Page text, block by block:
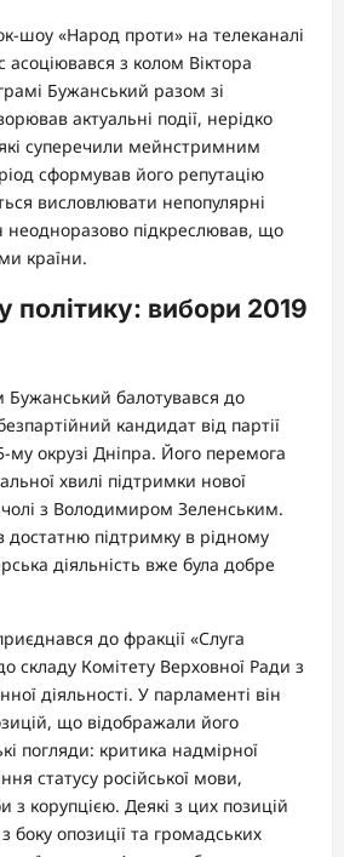
шоу «Народ проти» на телеканалі
з колом Віктора
Бужанський разом зі
актуальні події, нерідко
суперечили мейнстримним
сформував його репутацію
висловлювати непопулярні
неодноразово підкреслював, що
країни.
політику: вибори 2019
балотувався до
кандидат від партії
му окрузі Дніпра. Його перемога
хвилі підтримки нової
чолі з Володимиром Зеленським.
підтримку в рідному
діяльність вже була добре
до фракції «Слуга
складу Комітету Верховної Ради з
діяльності. У парламенті він
що відображали його
погляди: критика надмірної
статусу російської мови,
з корупцією. Деякі з цих позицій
боку опозиції та громадських